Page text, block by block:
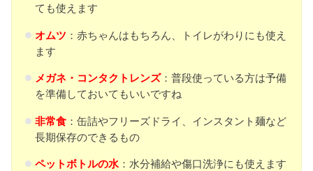
ても使えます
オムツ ：赤ちゃんはもちろん、トイレがわりにも使え
ます
メガネ・コンタクトレンズ：普段使っている方は予備
を準備しておいてもいいですね
非常食：缶詰やフリーズドライ、インスタント麺など
長期保存のできるもの
ペットボトルの水：水分補給や傷口洗浄にも使えます